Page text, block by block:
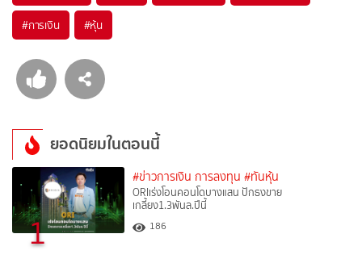
#การเงิน #หุ้น
ยอดนิยมในตอนนี้
1
#ข่าวการเงิน การลงทุน #ทันหุ้น
ORIเร่งโอนคอนโดบางแสน ปักธงขาย
เกลี้ยง1.3พันล.ปีนี้
186